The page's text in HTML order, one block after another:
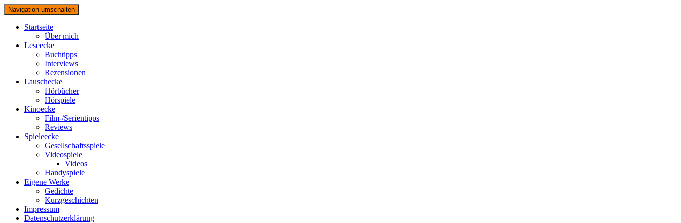
Navigation umschalten
Startseite
Über mich
Leseecke
Buchtipps
Interviews
Rezensionen
Lauschecke
Hörbücher
Hörspiele
Kinoecke
Film-/Serientipps
Reviews
Spieleecke
Gesellschaftsspiele
Videospiele
Videos
Handyspiele
Eigene Werke
Gedichte
Kurzgeschichten
Impressum
Datenschutzerklärung